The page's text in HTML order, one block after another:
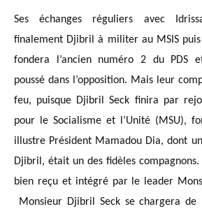
Ses échanges réguliers avec
finalement Djibril à militer au MSIS
fondera l’ancien numéro 2 du PDS
poussé dans l’opposition. Mais leur
feu, puisque Djibril Seck finira par
pour le Socialisme et l’Unité (MSU),
illustre Président Mamadou Dia, dont
Djibril, était un des fidèles
bien reçu et intégré par le leader
Monsieur Djibril Seck se chargera